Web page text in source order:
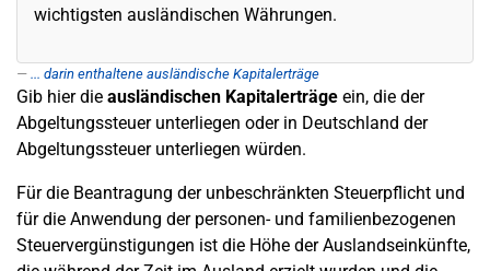
wichtigsten ausländischen Währungen.
... darin enthaltene ausländische Kapitalerträge
Gib hier die ausländischen Kapitalerträge ein, die der
Abgeltungssteuer unterliegen oder in Deutschland der
Abgeltungssteuer unterliegen würden.
Für die Beantragung der unbeschränkten Steuerpflicht und
für die Anwendung der personen- und familienbezogenen
Steuervergünstigungen ist die Höhe der Auslandseinkünfte,